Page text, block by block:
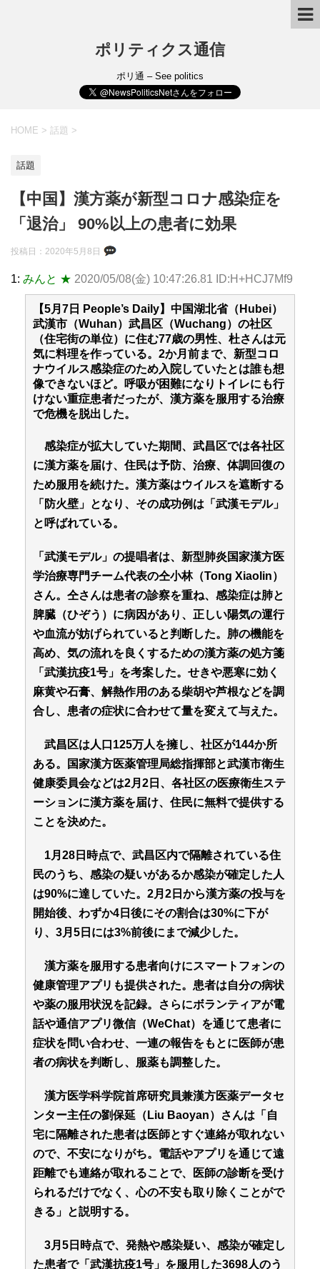
ポリティクス通信
ポリ通 – See politics
HOME > 話題 >
話題
【中国】漢方薬が新型コロナ感染症を
「退治」 90%以上の患者に効果
投稿日： 2020年5月8日
1: みんと ★ 2020/05/08(金) 10:47:26.81 ID:H+HCJ7Mf9
【5月7日 People’s Daily】中国湖北省（Hubei）
武漢市（Wuhan）武昌区（Wuchang）の社区
（住宅街の単位）に住む77歳の男性、杜さんは元
気に料理を作っている。2か月前まで、新型コロ
ナウイルス感染症のため入院していたとは誰も想
像できないほど。呼吸が困難になりトイレにも行
けない重症患者だったが、漢方薬を服用する治療
で危機を脱出した。
感染症が拡大していた期間、武昌区では各社区
に漢方薬を届け、住民は予防、治療、体調回復の
ため服用を続けた。漢方薬はウイルスを遮断する
「防火壁」となり、その成功例は「武漢モデル」
と呼ばれている。
「武漢モデル」の提唱者は、新型肺炎国家漢方医
学治療専門チーム代表の仝小林（Tong Xiaolin）
さん。仝さんは患者の診察を重ね、感染症は肺と
脾臓（ひぞう）に病因があり、正しい陽気の運行
や血流が妨げられていると判断した。肺の機能を
高め、気の流れを良くするための漢方薬の処方箋
「武漢抗疫1号」を考案した。せきや悪寒に効く
麻黄や石膏、解熱作用のある柴胡や芦根などを調
合し、患者の症状に合わせて量を変えて与えた。
武昌区は人口125万人を擁し、社区が144か所
ある。国家漢方医薬管理局総指揮部と武漢市衛生
健康委員会などは2月2日、各社区の医療衛生ステ
ーションに漢方薬を届け、住民に無料で提供する
ことを決めた。
1月28日時点で、武昌区内で隔離されている住
民のうち、感染の疑いがあるか感染が確定した人
は90%に達していた。2月2日から漢方薬の投与を
開始後、わずか4日後にその割合は30%に下が
り、3月5日には3%前後にまで減少した。
漢方薬を服用する患者向けにスマートフォンの
健康管理アプリも提供された。患者は自分の病状
や薬の服用状況を記録。さらにボランティアが電
話や通信アプリ微信（WeChat）を通じて患者に
症状を問い合わせ、一連の報告をもとに医師が患
者の病状を判断し、服薬も調整した。
漢方医学科学院首席研究員兼漢方医薬データセ
ンター主任の劉保延（Liu Baoyan）さんは「自
宅に隔離された患者は医師とすぐ連絡が取れない
ので、不安になりがち。電話やアプリを通じて遠
距離でも連絡が取れることで、医師の診断を受け
られるだけでなく、心の不安も取り除くことがで
きる」と説明する。
3月5日時点で、発熱や感染疑い、感染が確定し
た患者で「武漢抗疫1号」を服用した3698人のう